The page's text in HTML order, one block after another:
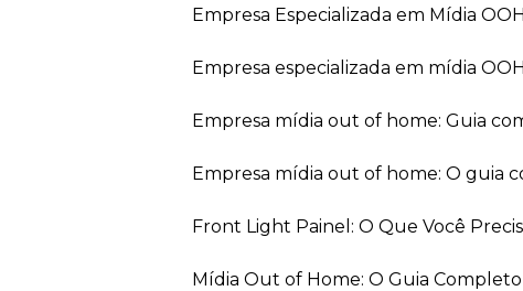
Empresa Especializada em Mídia
Empresa especializada em mídia
Empresa mídia out of home: Guia
Empresa mídia out of home: O guia
Front Light Painel: O Que Você
Mídia Out of Home: O Guia